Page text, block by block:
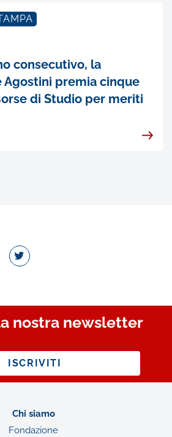
consecutivo, la
Agostini premia cinque
di Studio per meriti
nostra newsletter
ISCRIVITI
Chi siamo
Fondazione